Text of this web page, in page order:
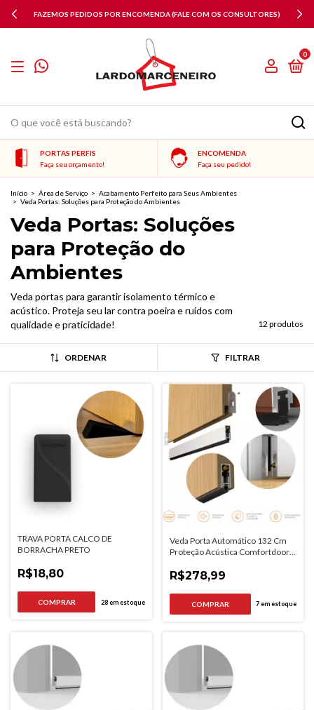
FAZEMOS PEDIDOS POR ENCOMENDA (FALE COM OS CONSULTORES)
0
PORTAS PERFIS
Faça seu orçamento!
ENCOMENDA
Faça seu pedido!
Início > Área de Serviço > Acabamento Perfeito para Seus Ambientes
> Veda Portas: Soluções para Proteção do Ambientes
Veda Portas: Soluções
para Proteção do
Ambientes
Veda portas para garantir isolamento térmico e
acústico. Proteja seu lar contra poeira e ruídos com
qualidade e praticidade!
12 produtos
ORDENAR FILTRAR
TRAVA PORTA CALCO DE
BORRACHA PRETO
R$18,80
28em estoque
Veda Porta Automático 132 Cm
Proteção Acústica Comfortdoor
R$278,99
7em estoque